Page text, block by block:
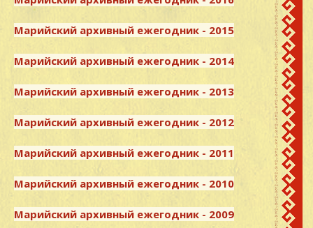
Марийский архивный ежегодник - 2015
Марийский архивный ежегодник - 2014
Марийский архивный ежегодник - 2013
Марийский архивный ежегодник - 2012
Марийский архивный ежегодник - 2011
Марийский архивный ежегодник - 2010
Марийский архивный ежегодник - 2009